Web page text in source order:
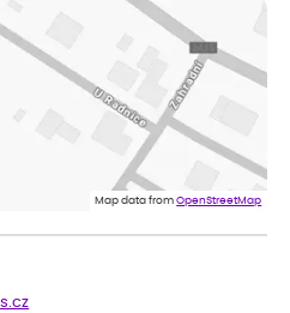
a zatím jsem spokojená se
zabalené, celková spokojenost.
stromky v pěkném stavu. Jediné, co
nedostupného zboží před
Map data fromOpenStreetMap